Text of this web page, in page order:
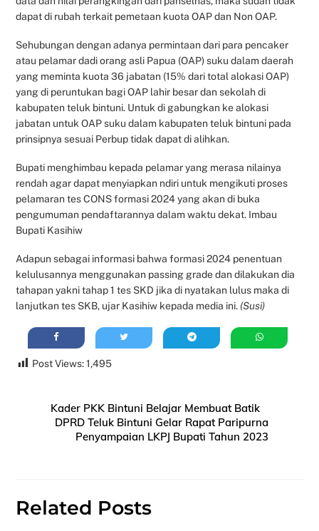
dapat di rubah terkait pemetaan kuota OAP dan Non OAP.
Sehubungan dengan adanya permintaan dari para pencaker
atau pelamar dadi orang asli Papua (OAP) suku dalam daerah
yang meminta kuota 36 jabatan (15% dari total alokasi OAP)
yang di peruntukan bagi OAP lahir besar dan sekolah di
kabupaten teluk bintuni. Untuk di gabungkan ke alokasi
jabatan untuk OAP suku dalam kabupaten teluk bintuni pada
prinsipnya sesuai Perbup tidak dapat di alihkan.
Bupati menghimbau kepada pelamar yang merasa nilainya
rendah agar dapat menyiapkan ndiri untuk mengikuti proses
pelamaran tes CONS formasi 2024 yang akan di buka
pengumuman pendaftarannya dalam waktu dekat. Imbau
Bupati Kasihiw
Adapun sebagai informasi bahwa formasi 2024 penentuan
kelulusannya menggunakan passing grade dan dilakukan dia
tahapan yakni tahap 1 tes SKD jika di nyatakan lulus maka di
lanjutkan tes SKB, ujar Kasihiw kepada media ini. (Susi)
Post Views: 1,495
Kader PKK Bintuni Belajar Membuat Batik
DPRD Teluk Bintuni Gelar Rapat Paripurna
Penyampaian LKPJ Bupati Tahun 2023
Related Posts